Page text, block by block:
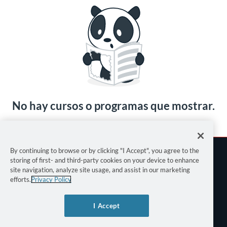
No hay cursos o programas que mostrar.
By continuing to browse or by clicking "I Accept", you agree to the
storing of first- and third-party cookies on your device to enhance
site navigation, analyze site usage, and assist in our marketing
efforts.Privacy Policy
I Accept